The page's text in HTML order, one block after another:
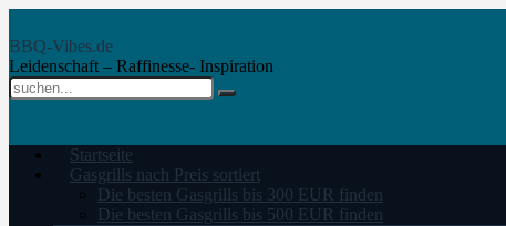
BBQ-Vibes.de
Leidenschaft – Raffinesse- Inspiration
Startseite
Gasgrills nach Preis sortiert
Die besten Gasgrills bis 300 EUR finden
Die besten Gasgrills bis 500 EUR finden